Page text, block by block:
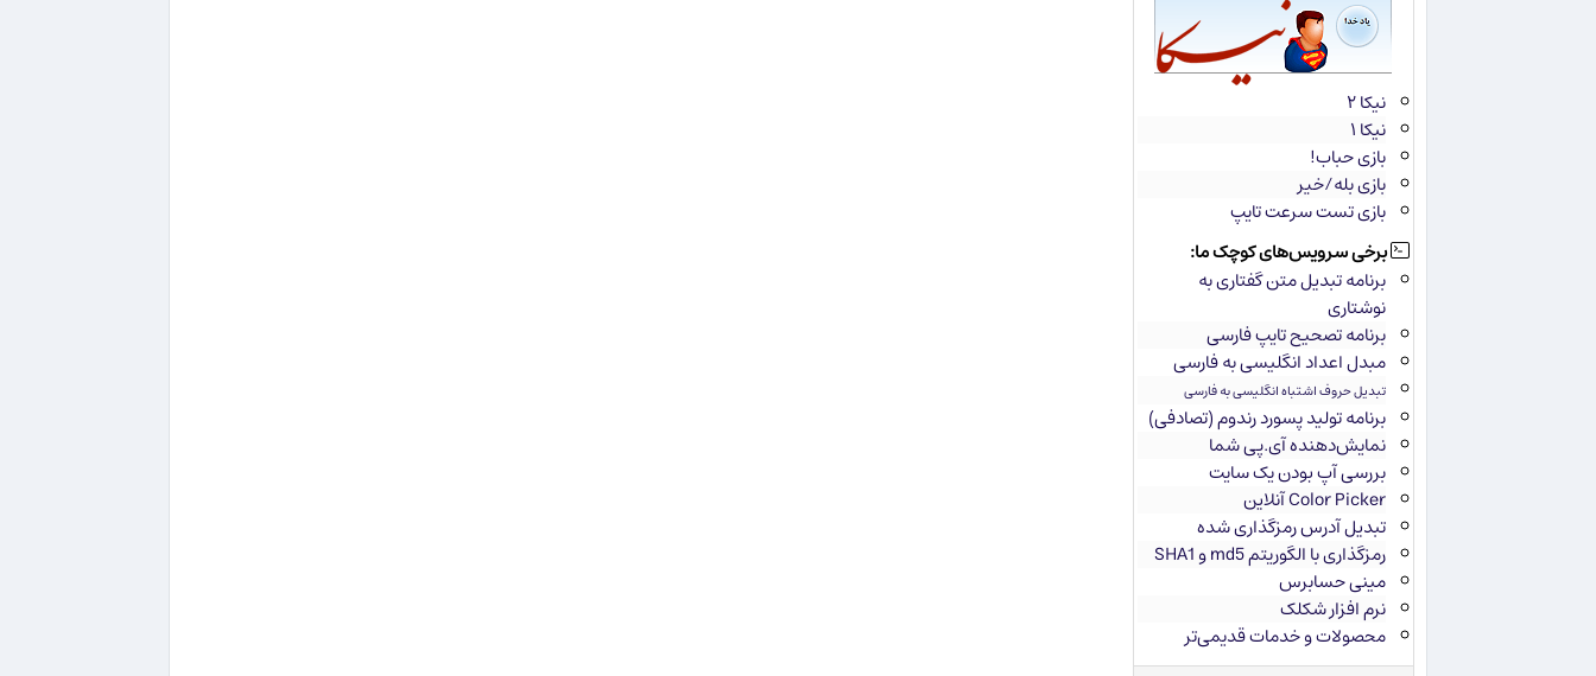
نیکا ۲
نیکا ۱
بازی حباب!
بازی بله/خیر
بازی تست سرعت تایپ
برخی سرویس‌های کوچک ما:
برنامه تبدیل متن گفتاری به
نوشتاری
برنامه تصحیح تایپ فارسی
مبدل اعداد انگلیسی به فارسی
تبدیل حروف اشتباه انگلیسی به فارسی
برنامه تولید پسورد رندوم (تصادفی)
نمایش‌دهنده آی.پی شما
بررسی آپ بودن یک سایت
Color Picker آنلاین
تبدیل آدرس رمزگذاری شده
رمزگذاری با الگوریتم md5 و SHA1
مینی حسابرس
نرم افزار شکلک
محصولات و خدمات قدیمی‌تر